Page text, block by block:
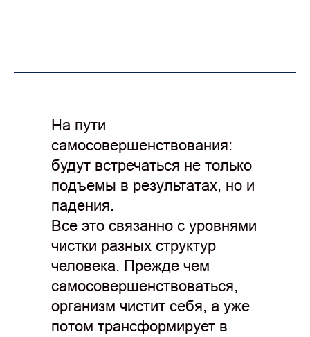
На пути
самосовершенствования:
будут встречаться не только
подъемы в результатах, но и
падения.
Все это связанно с уровнями
чистки разных структур
человека. Прежде чем
самосовершенствоваться,
организм чистит себя, а уже
потом трансформирует в